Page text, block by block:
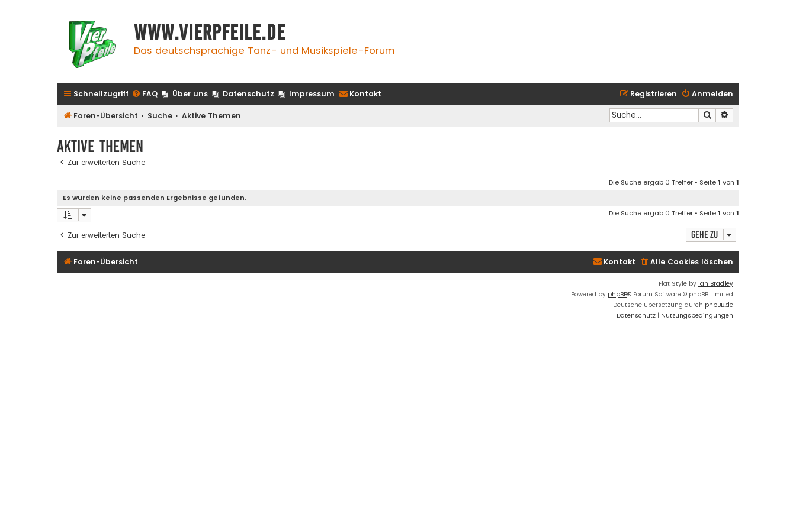
www.vierpfeile.de
Das deutschsprachige Tanz- und Musikspiele-Forum
Schnellzugriff FAQ Über uns Datenschutz Impressum Kontakt Anmelden
Registrieren
Foren-Übersicht Suche Aktive Themen Suche
Aktive Themen
Zur erweiterten Suche
Die Suche ergab 0 Treffer • Seite1 von 1
Es wurden keine passenden Ergebnisse gefunden.
Die Suche ergab 0 Treffer • Seite1 von 1
Zur erweiterten Suche Gehe zu
Foren-Übersicht Alle Cookies löschen
Kontakt
Flat Style by Ian Bradley
Powered by phpBB® Forum Software © phpBB Limited
Deutsche Übersetzung durch phpBB.de
Datenschutz | Nutzungsbedingungen